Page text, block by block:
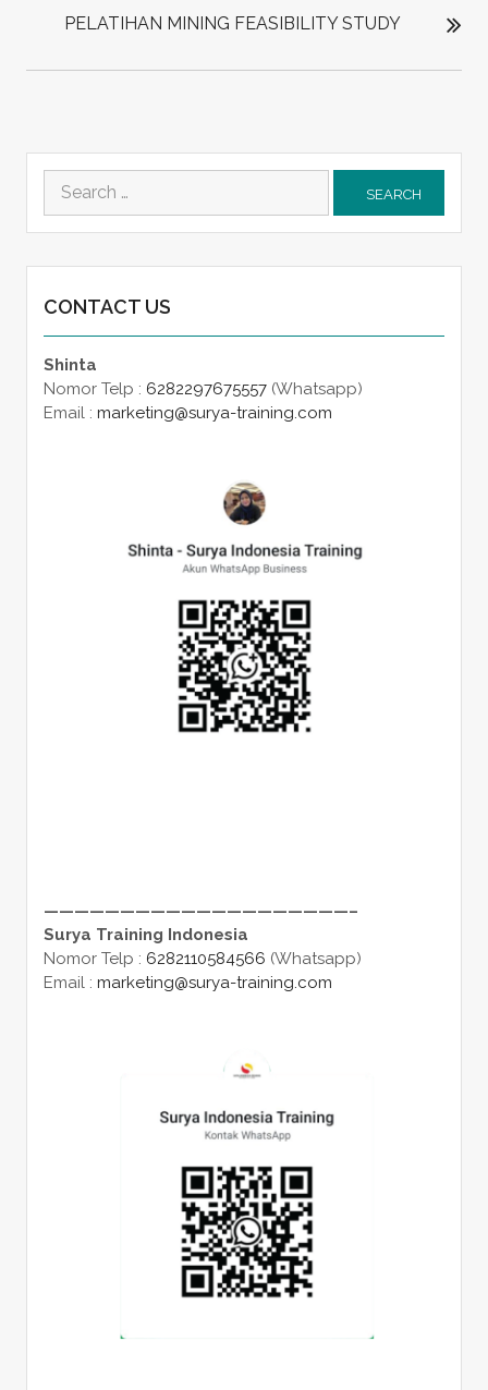
PELATIHAN MINING FEASIBILITY STUDY
Search
for:
CONTACT US
Shinta
Nomor Telp : 6282297675557(Whatsapp)
Email : marketing@surya-training.com
————————————————————–
Surya Training Indonesia
Nomor Telp : 6282110584566 (Whatsapp)
Email : marketing@surya-training.com